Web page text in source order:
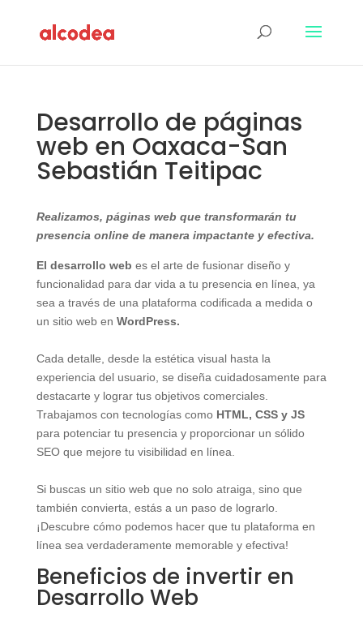
Desarrollo de páginas
web en Oaxaca-San
Sebastián Teitipac
Realizamos, páginas web que transformarán tu
presencia online de manera impactante y efectiva.
El desarrollo web es el arte de fusionar diseño y
funcionalidad para dar vida a tu presencia en línea, ya
sea a través de una plataforma codificada a medida o
un sitio web en WordPress.
Cada detalle, desde la estética visual hasta la
experiencia del usuario, se diseña cuidadosamente para
destacarte y lograr tus objetivos comerciales.
Trabajamos con tecnologías como HTML, CSS y JS
para potenciar tu presencia y proporcionar un sólido
SEO que mejore tu visibilidad en línea.
Si buscas un sitio web que no solo atraiga, sino que
también convierta, estás a un paso de lograrlo.
¡Descubre cómo podemos hacer que tu plataforma en
línea sea verdaderamente memorable y efectiva!
Beneficios de invertir en
Desarrollo Web